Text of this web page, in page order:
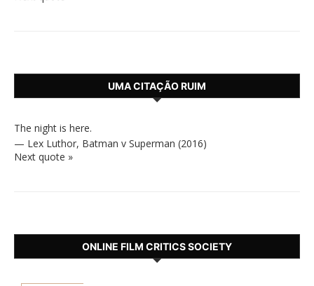
UMA CITAÇÃO RUIM
The night is here.
— Lex Luthor, Batman v Superman (2016)
Next quote »
ONLINE FILM CRITICS SOCIETY